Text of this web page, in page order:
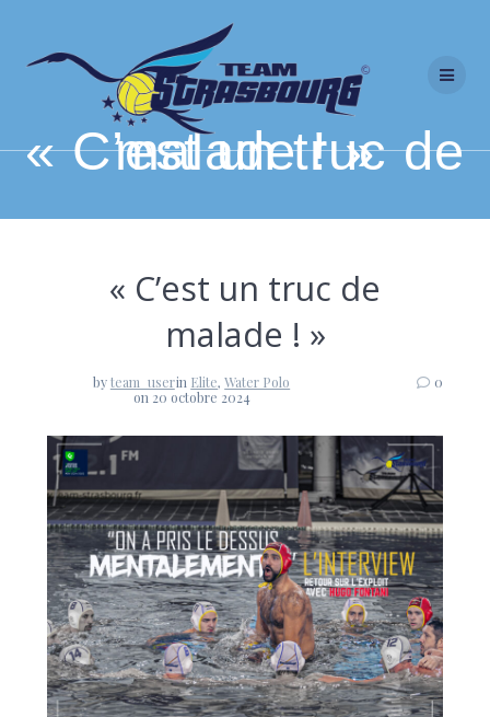
« C’est un truc de malade ! »
« C’est un truc de
malade ! »
byteam_userin Elite,Water Polo
on 20 octobre 2024
0